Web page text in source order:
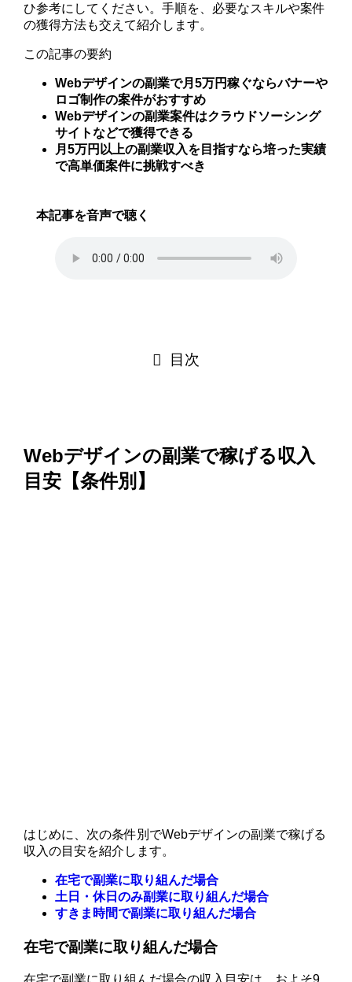
ひ参考にしてください。手順を、必要なスキルや案件
の獲得方法も交えて紹介します。
この記事の要約
Webデザインの副業で月5万円稼ぐならバナーや
ロゴ制作の案件がおすすめ
Webデザインの副業案件はクラウドソーシング
サイトなどで獲得できる
月5万円以上の副業収入を目指すなら培った実績
で高単価案件に挑戦すべき
本記事を音声で聴く
目次
Webデザインの副業で稼げる収入
目安【条件別】
はじめに、次の条件別でWebデザインの副業で稼げる
収入の目安を紹介します。
在宅で副業に取り組んだ場合
土日・休日のみ副業に取り組んだ場合
すきま時間で副業に取り組んだ場合
在宅で副業に取り組んだ場合